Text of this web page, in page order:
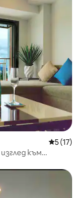
Средна
5 (17)
към